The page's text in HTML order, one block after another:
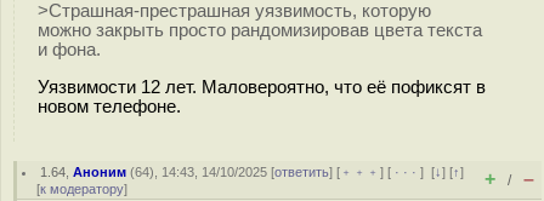
>Cтрашная-престрашная уязвимость, которую
можно закрыть просто рандомизировав цвета текста
и фона.
Уязвимости 12 лет. Маловероятно, что её пофиксят в
новом телефоне.
1.64 ,Аноним (64), 14:43, 14/10/2025 [ответить] [ ﹢﹢﹢] [ · · ·][↓] [↑]
[к модератору] + / –